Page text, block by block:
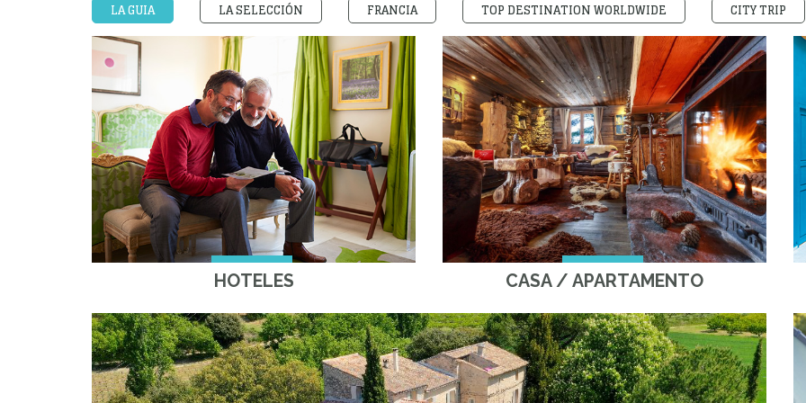
LA GUIA LA SELECCIÓN FRANCIA TOP DESTINATION WORLDWIDE CITY TRIP
HOTELES CASA / APARTAMENTO